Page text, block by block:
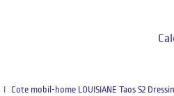
Cote mobil-home LOUISIANE Taos S2